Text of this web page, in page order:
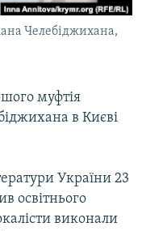
Челебіджихана,
муфтія
в Києві
України 23
освітнього
виконали